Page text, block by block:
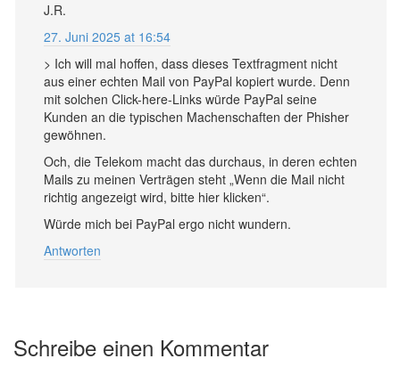
J.R.
27. Juni 2025 at 16:54
> Ich will mal hoffen, dass dieses Textfragment nicht
aus einer echten Mail von PayPal kopiert wurde. Denn
mit solchen Click-here-Links würde PayPal seine
Kunden an die typischen Machenschaften der Phisher
gewöhnen.
Och, die Telekom macht das durchaus, in deren echten
Mails zu meinen Verträgen steht „Wenn die Mail nicht
richtig angezeigt wird, bitte hier klicken“.
Würde mich bei PayPal ergo nicht wundern.
Antworten
Schreibe einen Kommentar